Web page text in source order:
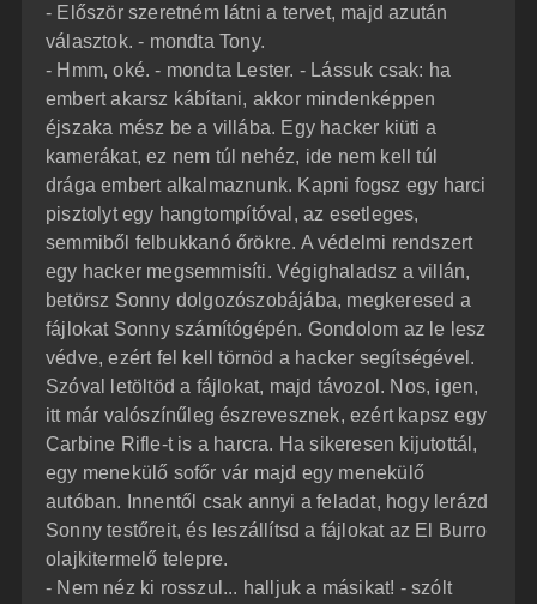
- Először szeretném látni a tervet, majd azután
választok. - mondta Tony.
- Hmm, oké. - mondta Lester. - Lássuk csak: ha
embert akarsz kábítani, akkor mindenképpen
éjszaka mész be a villába. Egy hacker kiüti a
kamerákat, ez nem túl nehéz, ide nem kell túl
drága embert alkalmaznunk. Kapni fogsz egy harci
pisztolyt egy hangtompítóval, az esetleges,
semmiből felbukkanó őrökre. A védelmi rendszert
egy hacker megsemmisíti. Végighaladsz a villán,
betörsz Sonny dolgozószobájába, megkeresed a
fájlokat Sonny számítógépén. Gondolom az le lesz
védve, ezért fel kell törnöd a hacker segítségével.
Szóval letöltöd a fájlokat, majd távozol. Nos, igen,
itt már valószínűleg észrevesznek, ezért kapsz egy
Carbine Rifle-t is a harcra. Ha sikeresen kijutottál,
egy menekülő sofőr vár majd egy menekülő
autóban. Innentől csak annyi a feladat, hogy lerázd
Sonny testőreit, és leszállítsd a fájlokat az El Burro
olajkitermelő telepre.
- Nem néz ki rosszul... halljuk a másikat! - szólt